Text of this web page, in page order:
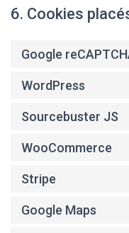
6. Cookies
Google
WordPress
Sourcebuster JS
WooCommerce
Stripe
Google Maps